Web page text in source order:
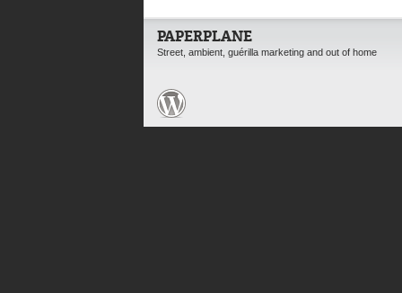
PAPERPLANE
Street, ambient, guérilla marketing and out of home